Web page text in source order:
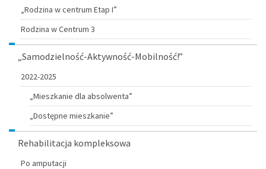
„Rodzina w centrum Etap I”
Rodzina w Centrum 3
„Samodzielność-Aktywność-Mobilność!”
2022-2025
„Mieszkanie dla absolwenta”
„Dostępne mieszkanie”
Rehabilitacja kompleksowa
Po amputacji